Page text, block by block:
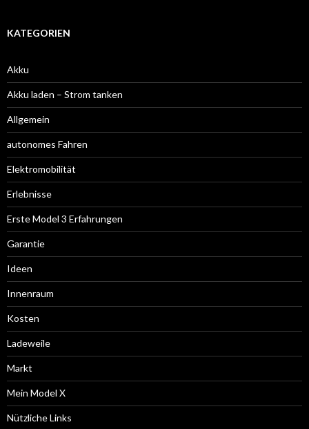
KATEGORIEN
Akku
Akku laden – Strom tanken
Allgemein
autonomes Fahren
Elektromobilität
Erlebnisse
Erste Model 3 Erfahrungen
Garantie
Ideen
Innenraum
Kosten
Ladeweile
Markt
Mein Model X
Nützliche Links